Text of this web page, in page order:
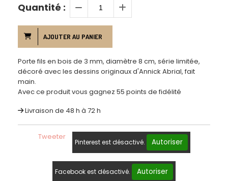
Quantité :
AJOUTER AU PANIER
Porte fils en bois de 3 mm, diamètre 8 cm, série limitée,
décoré avec les dessins originaux d'Annick Abrial, fait
main.
Avec ce produit vous gagnez 55 points de fidélité
Livraison de 48 h à 72 h
Tweeter
Pinterest est désactivé. Autoriser
Facebook est désactivé. Autoriser